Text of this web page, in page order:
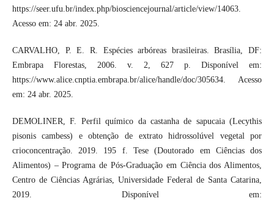
https://seer.ufu.br/index.php/biosciencejournal/article/view/14063.
Acesso em: 24 abr. 2025.
CARVALHO, P. E. R. Espécies arbóreas brasileiras. Brasília, DF:
Embrapa Florestas, 2006. v. 2, 627 p. Disponível em:
https://www.alice.cnptia.embrapa.br/alice/handle/doc/305634. Acesso
em: 24 abr. 2025.
DEMOLINER, F. Perfil químico da castanha de sapucaia (Lecythis
pisonis cambess) e obtenção de extrato hidrossolúvel vegetal por
crioconcentração. 2019. 195 f. Tese (Doutorado em Ciências dos
Alimentos) – Programa de Pós-Graduação em Ciência dos Alimentos,
Centro de Ciências Agrárias, Universidade Federal de Santa Catarina,
2019. Disponível em: